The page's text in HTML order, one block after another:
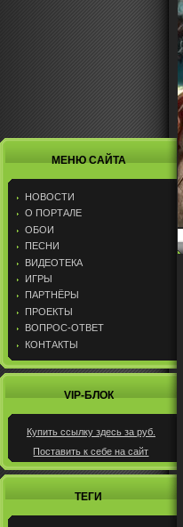
МЕНЮ САЙТА
НОВОСТИ
О ПОРТАЛЕ
ОБОИ
ПЕСНИ
ВИДЕОТЕКА
ИГРЫ
ПАРТНЁРЫ
ПРОЕКТЫ
ВОПРОС-ОТВЕТ
КОНТАКТЫ
VIP-БЛОК
Купить ссылку здесь за руб.
Поставить к себе на сайт
ТЕГИ